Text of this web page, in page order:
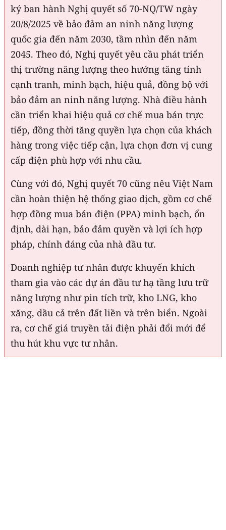
ký ban hành Nghị quyết số 70-NQ/TW ngày
20/8/2025 về bảo đảm an ninh năng lượng
quốc gia đến năm 2030, tầm nhìn đến năm
2045. Theo đó, Nghị quyết yêu cầu phát triển
thị trường năng lượng theo hướng tăng tính
cạnh tranh, minh bạch, hiệu quả, đồng bộ với
bảo đảm an ninh năng lượng. Nhà điều hành
cần triển khai hiệu quả cơ chế mua bán trực
tiếp, đồng thời tăng quyền lựa chọn của khách
hàng trong việc tiếp cận, lựa chọn đơn vị cung
cấp điện phù hợp với nhu cầu.
Cùng với đó, Nghị quyết 70 cũng nêu Việt Nam
cần hoàn thiện hệ thống giao dịch, gồm cơ chế
hợp đồng mua bán điện (PPA) minh bạch, ổn
định, dài hạn, bảo đảm quyền và lợi ích hợp
pháp, chính đáng của nhà đầu tư.
Doanh nghiệp tư nhân được khuyến khích
tham gia vào các dự án đầu tư hạ tầng lưu trữ
năng lượng như pin tích trữ, kho LNG, kho
xăng, dầu cả trên đất liền và trên biển. Ngoài
ra, cơ chế giá truyền tải điện phải đổi mới để
thu hút khu vực tư nhân.